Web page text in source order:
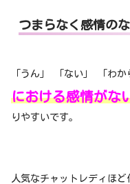
つまらなく感情の
「うん」 「ない」 「わ
における感情がな
りやすいです。
人気なチャットレディほ